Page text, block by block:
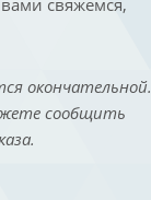
свяжемся,
сообщить